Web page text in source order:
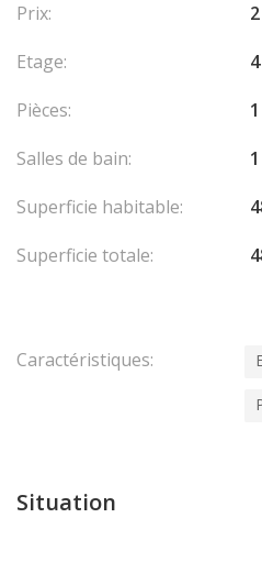
Monaco.
N'hésitez pas à nous contacter
Prix:
Etage:
4
Pièces:
1
Salles de bain:
1
Superficie habitable:
Superficie totale:
Caractéristiques:
Situation